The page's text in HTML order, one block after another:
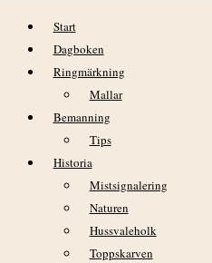
Hoppa till innehåll
Start
Dagboken
Ringmärkning
Mallar
Bemanning
Tips
Historia
Mistsignalering
Naturen
Hussvaleholk
Toppskarven
Dagbok Nidingens
juli 2025